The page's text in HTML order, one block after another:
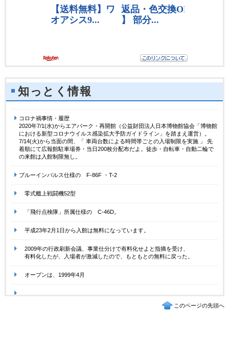
知っとく情報
コロナ禍事情・履歴
2020年7/1(水)からエアパーク・再開館（公益財団法人日本博物館協会「博物館
における新型コロナウイルス感染拡大予防ガイドライン」を踏まえ運営）。
7/14(火)から当面の間、「 車両台数による時間帯ごとの入場制限を実施 」 先
着順にて広報館駐車場券・当日200枚分配布だよ。徒歩・自転車・自動二輪で
の来館は入館制限無し。
ブルーインパルス仕様の F-86F ・T-2
零式艦上戦闘機52型
「飛行点検隊」所属仕様の C-46D。
平成23年2月1日から入館は無料になっています。
2009年の行政刷新会議、事業仕分けで有料化せよと指摘を受け、
有料化したが、入場者が激減したので、もともとの無料に戻った。
オープンは、1999年4月
このページの先頭へ